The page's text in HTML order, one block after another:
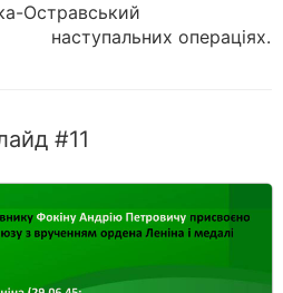
Остравський
операціях.
#11